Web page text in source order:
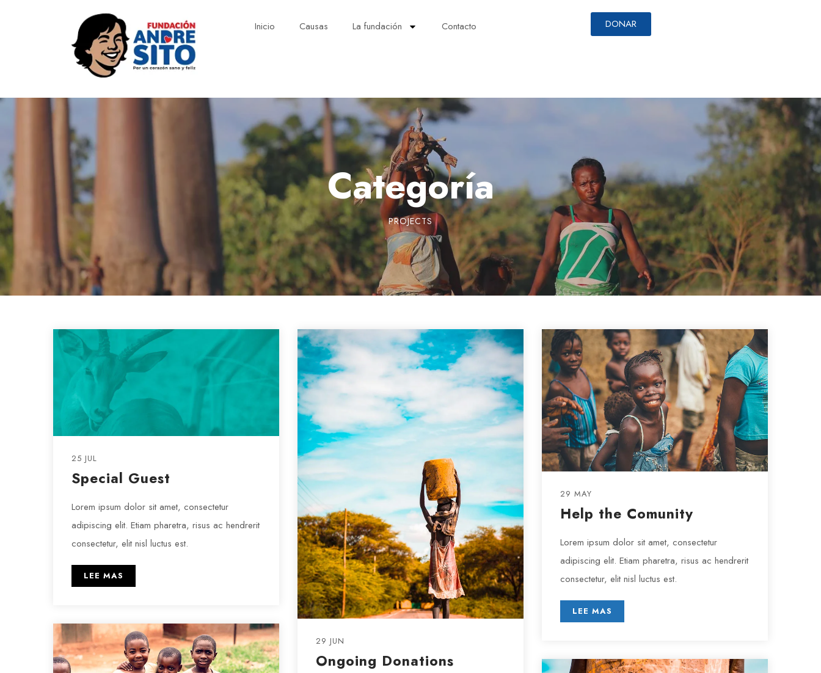
Inicio Causas La fundación Contacto DONAR
Categoría
PROJECTS
25 JUL
Special Guest
Lorem ipsum dolor sit amet, consectetur
adipiscing elit. Etiam pharetra, risus ac hendrerit
consectetur, elit nisl luctus est.
LEE MAS
29 JUN
Ongoing Donations
29 MAY
Help the Comunity
Lorem ipsum dolor sit amet, consectetur
adipiscing elit. Etiam pharetra, risus ac hendrerit
consectetur, elit nisl luctus est.
LEE MAS